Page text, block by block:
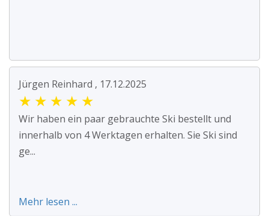
Jürgen Reinhard , 17.12.2025
★ ★ ★ ★ ★
Wir haben ein paar gebrauchte Ski bestellt und
innerhalb von 4 Werktagen erhalten. Sie Ski sind
ge...
Mehr lesen ...